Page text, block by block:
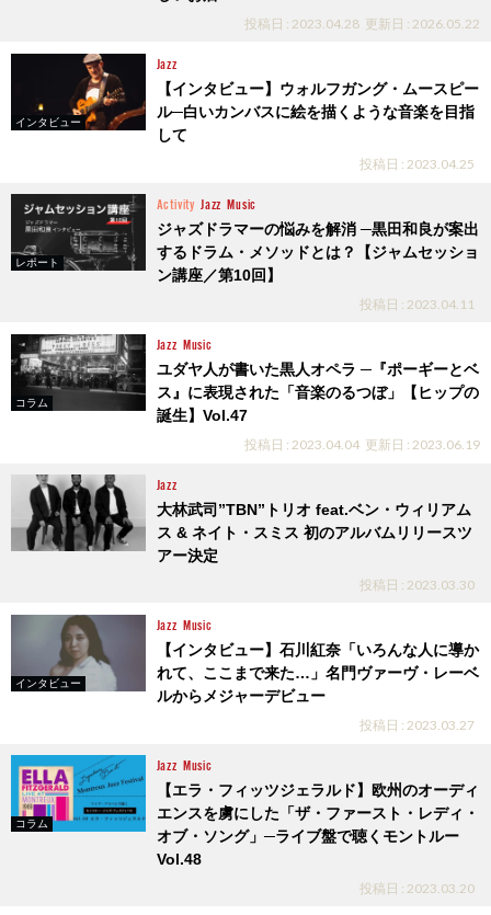
投稿日 : 2023.04.28 更新日 : 2026.05.22
インタビュー
Jazz
【インタビュー】ウォルフガング・ムースピー
ル─白いカンバスに絵を描くような音楽を目指
して
投稿日 : 2023.04.25
レポート
Activity Jazz Music
ジャズドラマーの悩みを解消 ─黒田和良が案出
するドラム・メソッドとは？【ジャムセッショ
ン講座／第10回】
投稿日 : 2023.04.11
コラム
Jazz Music
ユダヤ人が書いた黒人オペラ ─『ポーギーとベ
ス』に表現された「音楽のるつぼ」【ヒップの
誕生】Vol.47
投稿日 : 2023.04.04 更新日 : 2023.06.19
Jazz
大林武司”TBN”トリオ feat.ベン・ウィリアム
ス & ネイト・スミス 初のアルバムリリースツ
アー決定
投稿日 : 2023.03.30
インタビュー
Jazz Music
【インタビュー】石川紅奈「いろんな人に導か
れて、ここまで来た…」名門ヴァーヴ・レーベ
ルからメジャーデビュー
投稿日 : 2023.03.27
コラム
Jazz Music
【エラ・フィッツジェラルド】欧州のオーディ
エンスを虜にした「ザ・ファースト・レディ・
オブ・ソング」─ライブ盤で聴くモントルー
Vol.48
投稿日 : 2023.03.20